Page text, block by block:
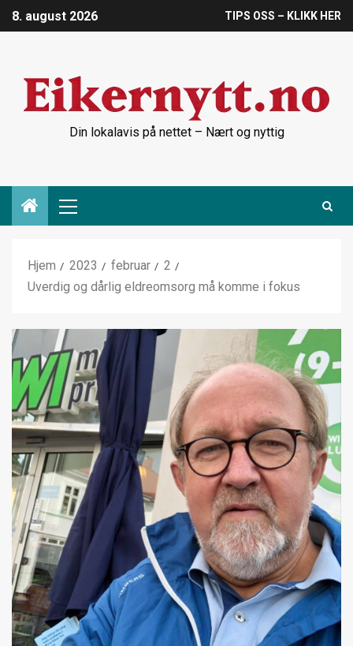
8. august 2026 TIPS OSS – KLIKK HER
Din lokalavis på nettet – Nært og nyttig
Hjem 2023 februar
2
Uverdig og dårlig eldreomsorg må komme i fokus